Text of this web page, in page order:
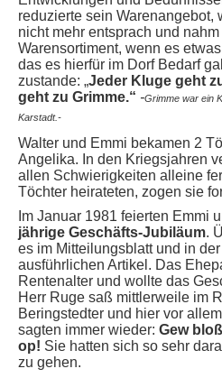
reduzierte sein Warenangebot,
nicht mehr entsprach und
Warensortiment, wenn es
das es hierfür im Dorf Bedarf
zustande: „Jeder Kluge geht
geht zu Grimme.“ -Grimme war ein
Karstadt.-
Walter und Emmi bekamen 2
Angelika. In den Kriegsjahren
allen Schwierigkeiten alleine
Töchter heirateten, zogen sie
Im Januar 1981 feierten Emmi
jährige Geschäfts-Jubiläum.
es im Mitteilungsblatt und in
ausführlichen Artikel. Das
Rentenalter und wollte das
Herr Ruge saß mittlerweile im
Beringstedter und hier vor
sagten immer wieder: Gew
op! Sie hatten sich so sehr
zu gehen.